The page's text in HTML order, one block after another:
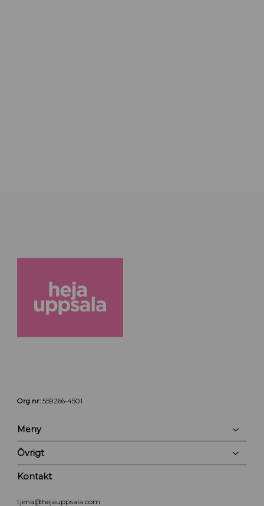
Org nr:559266-4501
Meny
Övrigt
Kontakt
tjena@hejauppsala.com